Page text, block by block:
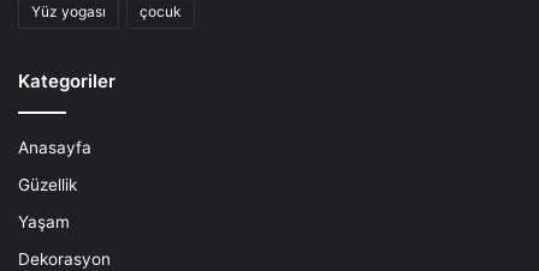
Yüz yogası çocuk
Kategoriler
Anasayfa
Güzellik
Yaşam
Dekorasyon